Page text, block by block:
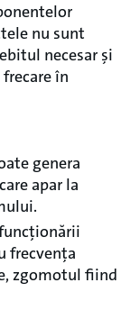
nu sunt
necesar și
în
genera
apar la
frecvența
zgomotul fiind